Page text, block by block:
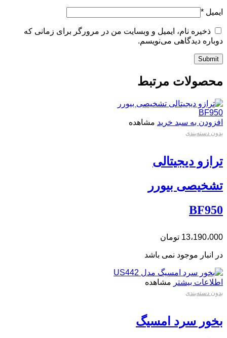
ایمیل *
ذخیره نام، ایمیل و وبسایت من در مرورگر برای زمانی که
دوباره دیدگاهی می‌نویسم.
محصولات مرتبط
افزودن به سبد خرید مشاهده
بدون دسته‌بندی
ترازو دیجیتالی
تشخیصی بیورر
BF950
13،190،000 تومان
در انبار موجود نمی باشد
اطلاعات بیشتر مشاهده
بدون دسته‌بندی
بخور سرد امسیگ